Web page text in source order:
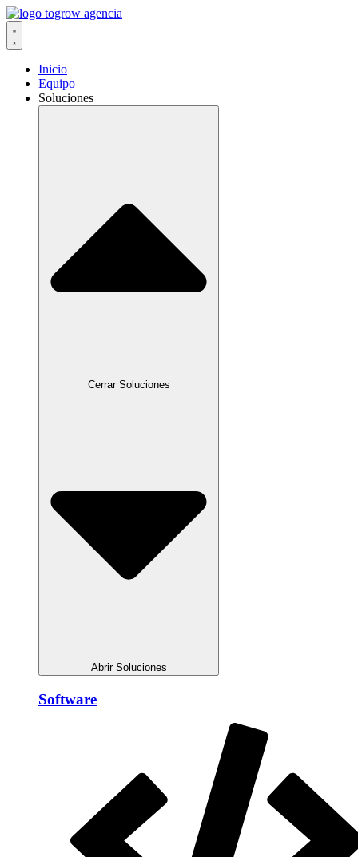
Ir
al
contenido
Inicio
Equipo
Soluciones
Cerrar Soluciones
Abrir Soluciones
Software